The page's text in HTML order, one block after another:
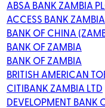
ABSA BANK ZAMBIA
ACCESS BANK
BANK OF CHINA
BANK OF ZAMBIA
BANK OF ZAMBIA
BRITISH AMERICAN
CITIBANK ZAMBIA LTD
DEVELOPMENT BANK